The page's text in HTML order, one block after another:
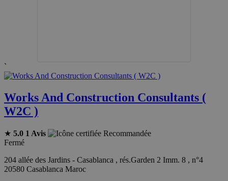
`
Works And Construction Consultants (
W2C )
★ 5.0 1 Avis
Recommandée
Fermé
204 allée des Jardins - Casablanca , rés.Garden 2 Imm. 8 , n°4
20580 Casablanca Maroc